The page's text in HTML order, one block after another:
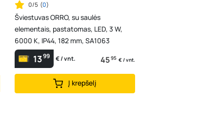
0/5 (0)
Šviestuvas ORRO, su saulės
elementais, pastatomas, LED, 3 W,
6000 K, IP44, 182 mm, SA1063
1399 € / vnt. 4595 € / vnt.
Į krepšelį